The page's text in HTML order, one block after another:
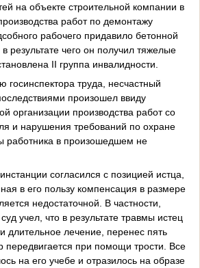
на объекте строительной компании в
работ по демонтажу
рабочего придавило бетонной
результате чего он получил тяжелые
II группа инвалидности.
госинспектора труда, несчастный
произошел ввиду
организации производства работ со
и нарушения требований по охране
работника в произошедшем не
согласился с позицией истца,
в его пользу компенсация в размере
недостаточной. В частности,
учел, что в результате травмы истец
длительное лечение, перенес пять
передвигается при помощи трости. Все
на его учебе и отразилось на образе